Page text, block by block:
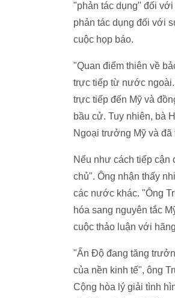
"phản tác dụng" đối
phản tác dụng đối với
cuộc họp báo.
"Quan điểm thiên về
trực tiếp từ nước ngoài.
trực tiếp đến Mỹ và
bầu cử. Tuy nhiên, bà
Ngoại trưởng Mỹ và đã
Nếu như cách tiếp cận
chủ". Ông nhận thấy
các nước khác. "Ông
hóa sang nguyên tắc
cuộc thảo luận với
"Ấn Độ đang tăng
của nền kinh tế", ông
Cộng hòa lý giải tình